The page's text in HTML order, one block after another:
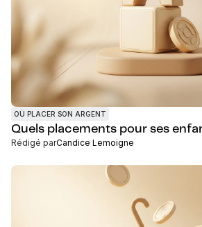
OÙ PLACER SON ARGENT
Quels placements pour ses
Rédigé parCandice Lemoigne